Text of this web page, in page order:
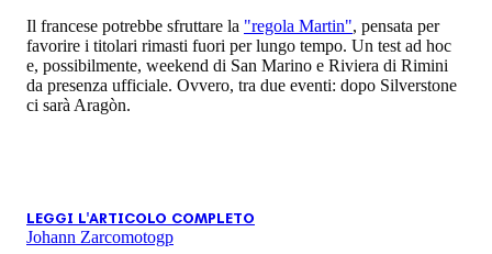
Il francese potrebbe sfruttare la "regola Martin", pensata per
favorire i titolari rimasti fuori per lungo tempo. Un test ad hoc
e, possibilmente, weekend di San Marino e Riviera di Rimini
da presenza ufficiale. Ovvero, tra due eventi: dopo Silverstone
ci sarà Aragòn.
LEGGI L'ARTICOLO COMPLETO
Johann Zarcomotogp